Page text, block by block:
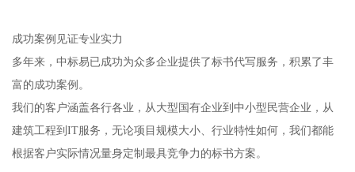
成功案例见证专业实力
多年来，中标易已成功为众多企业提供了标书代写服务，积累了丰
富的成功案例。
我们的客户涵盖各行各业，从大型国有企业到中小型民营企业，从
建筑工程到IT服务，无论项目规模大小、行业特性如何，我们都能
根据客户实际情况量身定制最具竞争力的标书方案。